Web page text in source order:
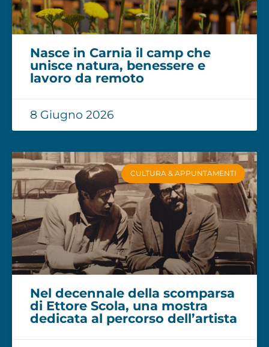
Nasce in Carnia il camp che
unisce natura, benessere e
lavoro da remoto
8 Giugno 2026
CULTURA & APPUNTAMENTI
Nel decennale della scomparsa
di Ettore Scola, una mostra
dedicata al percorso dell’artista